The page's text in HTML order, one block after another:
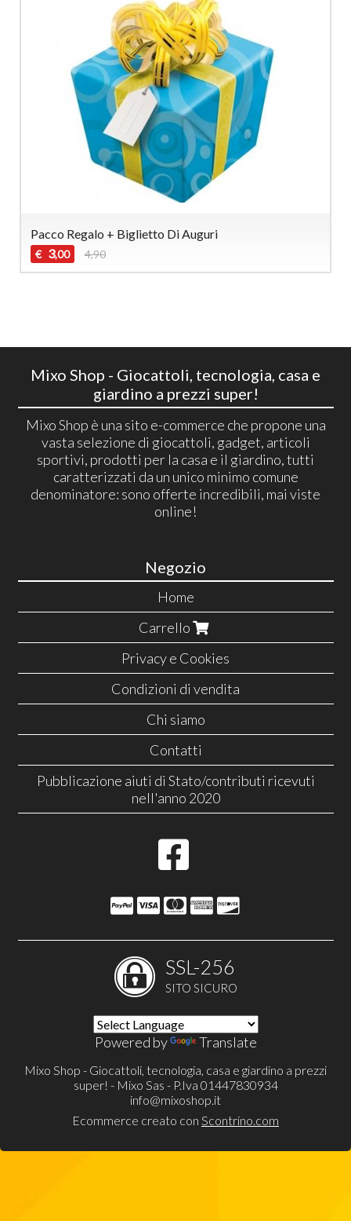
Pacco Regalo + Biglietto Di Auguri
€ 3,00 4,90
Mixo Shop - Giocattoli, tecnologia, casa e
giardino a prezzi super!
Mixo Shop è una sito e-commerce che propone una
vasta selezione di giocattoli, gadget, articoli
sportivi, prodotti per la casa e il giardino, tutti
caratterizzati da un unico minimo comune
denominatore: sono offerte incredibili, mai viste
online!
Negozio
Home
Carrello
Privacy e Cookies
Condizioni di vendita
Chi siamo
Contatti
Pubblicazione aiuti di Stato/contributi ricevuti
nell'anno 2020
SSL-256
SITO SICURO
Powered by Translate
Mixo Shop - Giocattoli, tecnologia, casa e giardino a prezzi
super! - Mixo Sas - P.Iva 01447830934
info@mixoshop.it
Ecommerce creato con Scontrino.com